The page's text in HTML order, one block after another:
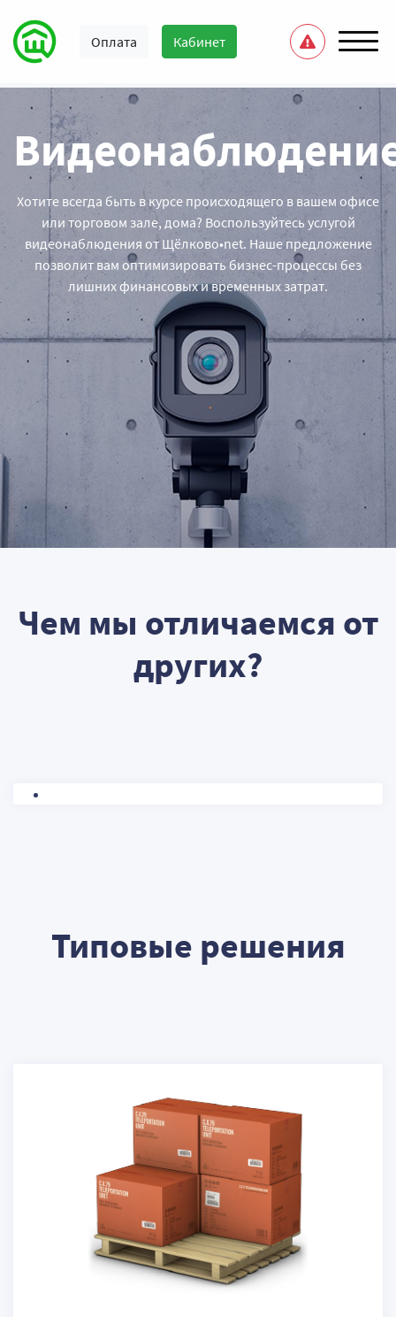
Оплата Кабинет
Хотите всегда быть в курсе происходящего в вашем офисе
или торговом зале, дома? Воспользуйтесь услугой
видеонаблюдения от Щёлково•net. Наше предложение
позволит вам оптимизировать бизнес-процессы без
лишних финансовых и временных затрат.
Чем мы отличаемся от
других?
Типовые решения